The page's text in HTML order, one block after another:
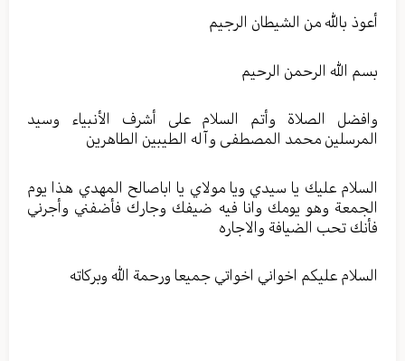
أعوذ بالله من الشيطان الرجيم
بسم الله الرحمن الرحيم
وافضل الصلاة وأتم السلام على أشرف الأنبياء وسيد
المرسلين محمد المصطفى وآله الطيبين الطاهرين
السلام عليك يا سيدي ويا مولاي يا اباصالح المهدي هذا يوم
الجمعة وهو يومك وانا فيه ضيفك وجارك فأضفني وأجرني
فأنك تحب الضيافة والاجاره
السلام عليكم اخواني اخواتي جميعا ورحمة الله وبركاته